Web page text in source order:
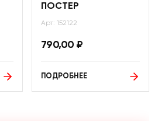
ПОСТЕР
Арт: 152122
790,00 ₽
ПОДРОБНЕЕ